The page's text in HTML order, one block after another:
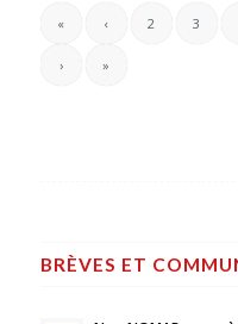
« ‹ 2 3
› »
BRÈVES ET